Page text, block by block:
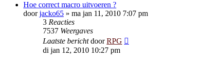
Hoe correct macro uitvoeren ?
doorjacko65 » ma jan 11, 2010 7:07 pm
3 Reacties
7537 Weergaves
Laatste berichtdoorRPG
di jan 12, 2010 10:27 pm